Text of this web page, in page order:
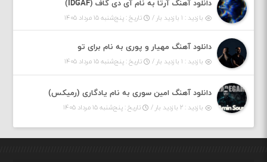
دانلود آهنگ آرتا به نام آی دی گاف (IDGAF)
بازدید : ۱ بازدید بار / تاریخ : پنج‌شنبه ۱۵ مرداد ۱۴۰۵
دانلود آهنگ مهیار و پوری به نام برای تو
بازدید : ۱ بازدید بار / تاریخ : پنج‌شنبه ۱۵ مرداد ۱۴۰۵
دانلود آهنگ امین سوری به نام یادگاری (رمیکس)
بازدید : ۲ بازدید بار / تاریخ : پنج‌شنبه ۱۵ مرداد ۱۴۰۵